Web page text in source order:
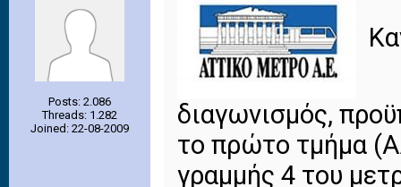
Posts: 2.086
Threads: 1.282
Joined: 22-08-2009
διαγωνισμός,
το πρώτο τμήμα
γραμμής 4 του